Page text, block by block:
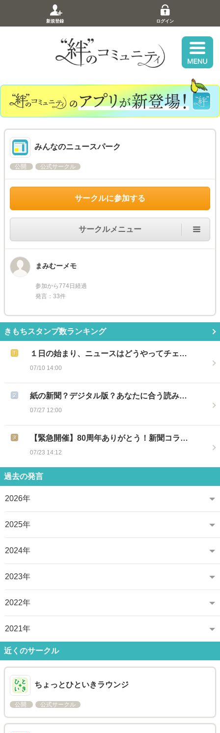
新規登録 ログイン
みんなのニュースパーク
公開 公式サークル
サークルに参加する
サークルメニュー
まみむーメモ
参加から774日経過
発言：33件
きもちスタンプ数ランキング
１日の始まり、ニュースはどうやってチェ…
07/10 14:00
紙の新聞？デジタル版？あなたに合う読み…
07/27 12:00
【緊急開催】80周年ありがとう！新聞コラ…
07/23 14:12
過去の発言
2026年
2025年
2024年
2023年
2022年
2021年
近くのサークル
ちょっとひといきラウンジ
公開 公式サークル